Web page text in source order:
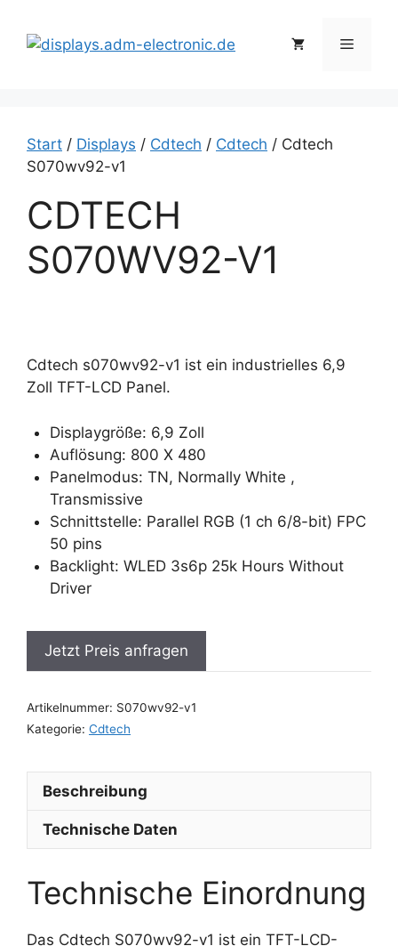
Inhalt
springen
Menü
Start / Displays / Cdtech / Cdtech / Cdtech
S070wv92-v1
CDTECH
S070WV92-V1
Cdtech s070wv92-v1 ist ein industrielles 6,9
Zoll TFT-LCD Panel.
Displaygröße: 6,9 Zoll
Auflösung: 800 X 480
Panelmodus: TN, Normally White ,
Transmissive
Schnittstelle: Parallel RGB (1 ch 6/8-bit) FPC
50 pins
Backlight: WLED 3s6p 25k Hours Without
Driver
Jetzt Preis anfragen
Artikelnummer: S070wv92-v1
Kategorie: Cdtech
Beschreibung
Technische Daten
Technische Einordnung
Das Cdtech S070wv92-v1 ist ein TFT-LCD-